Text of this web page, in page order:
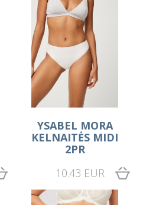
YSABEL MORA
KELNAITĖS MIDI
2PR
10.43 EUR